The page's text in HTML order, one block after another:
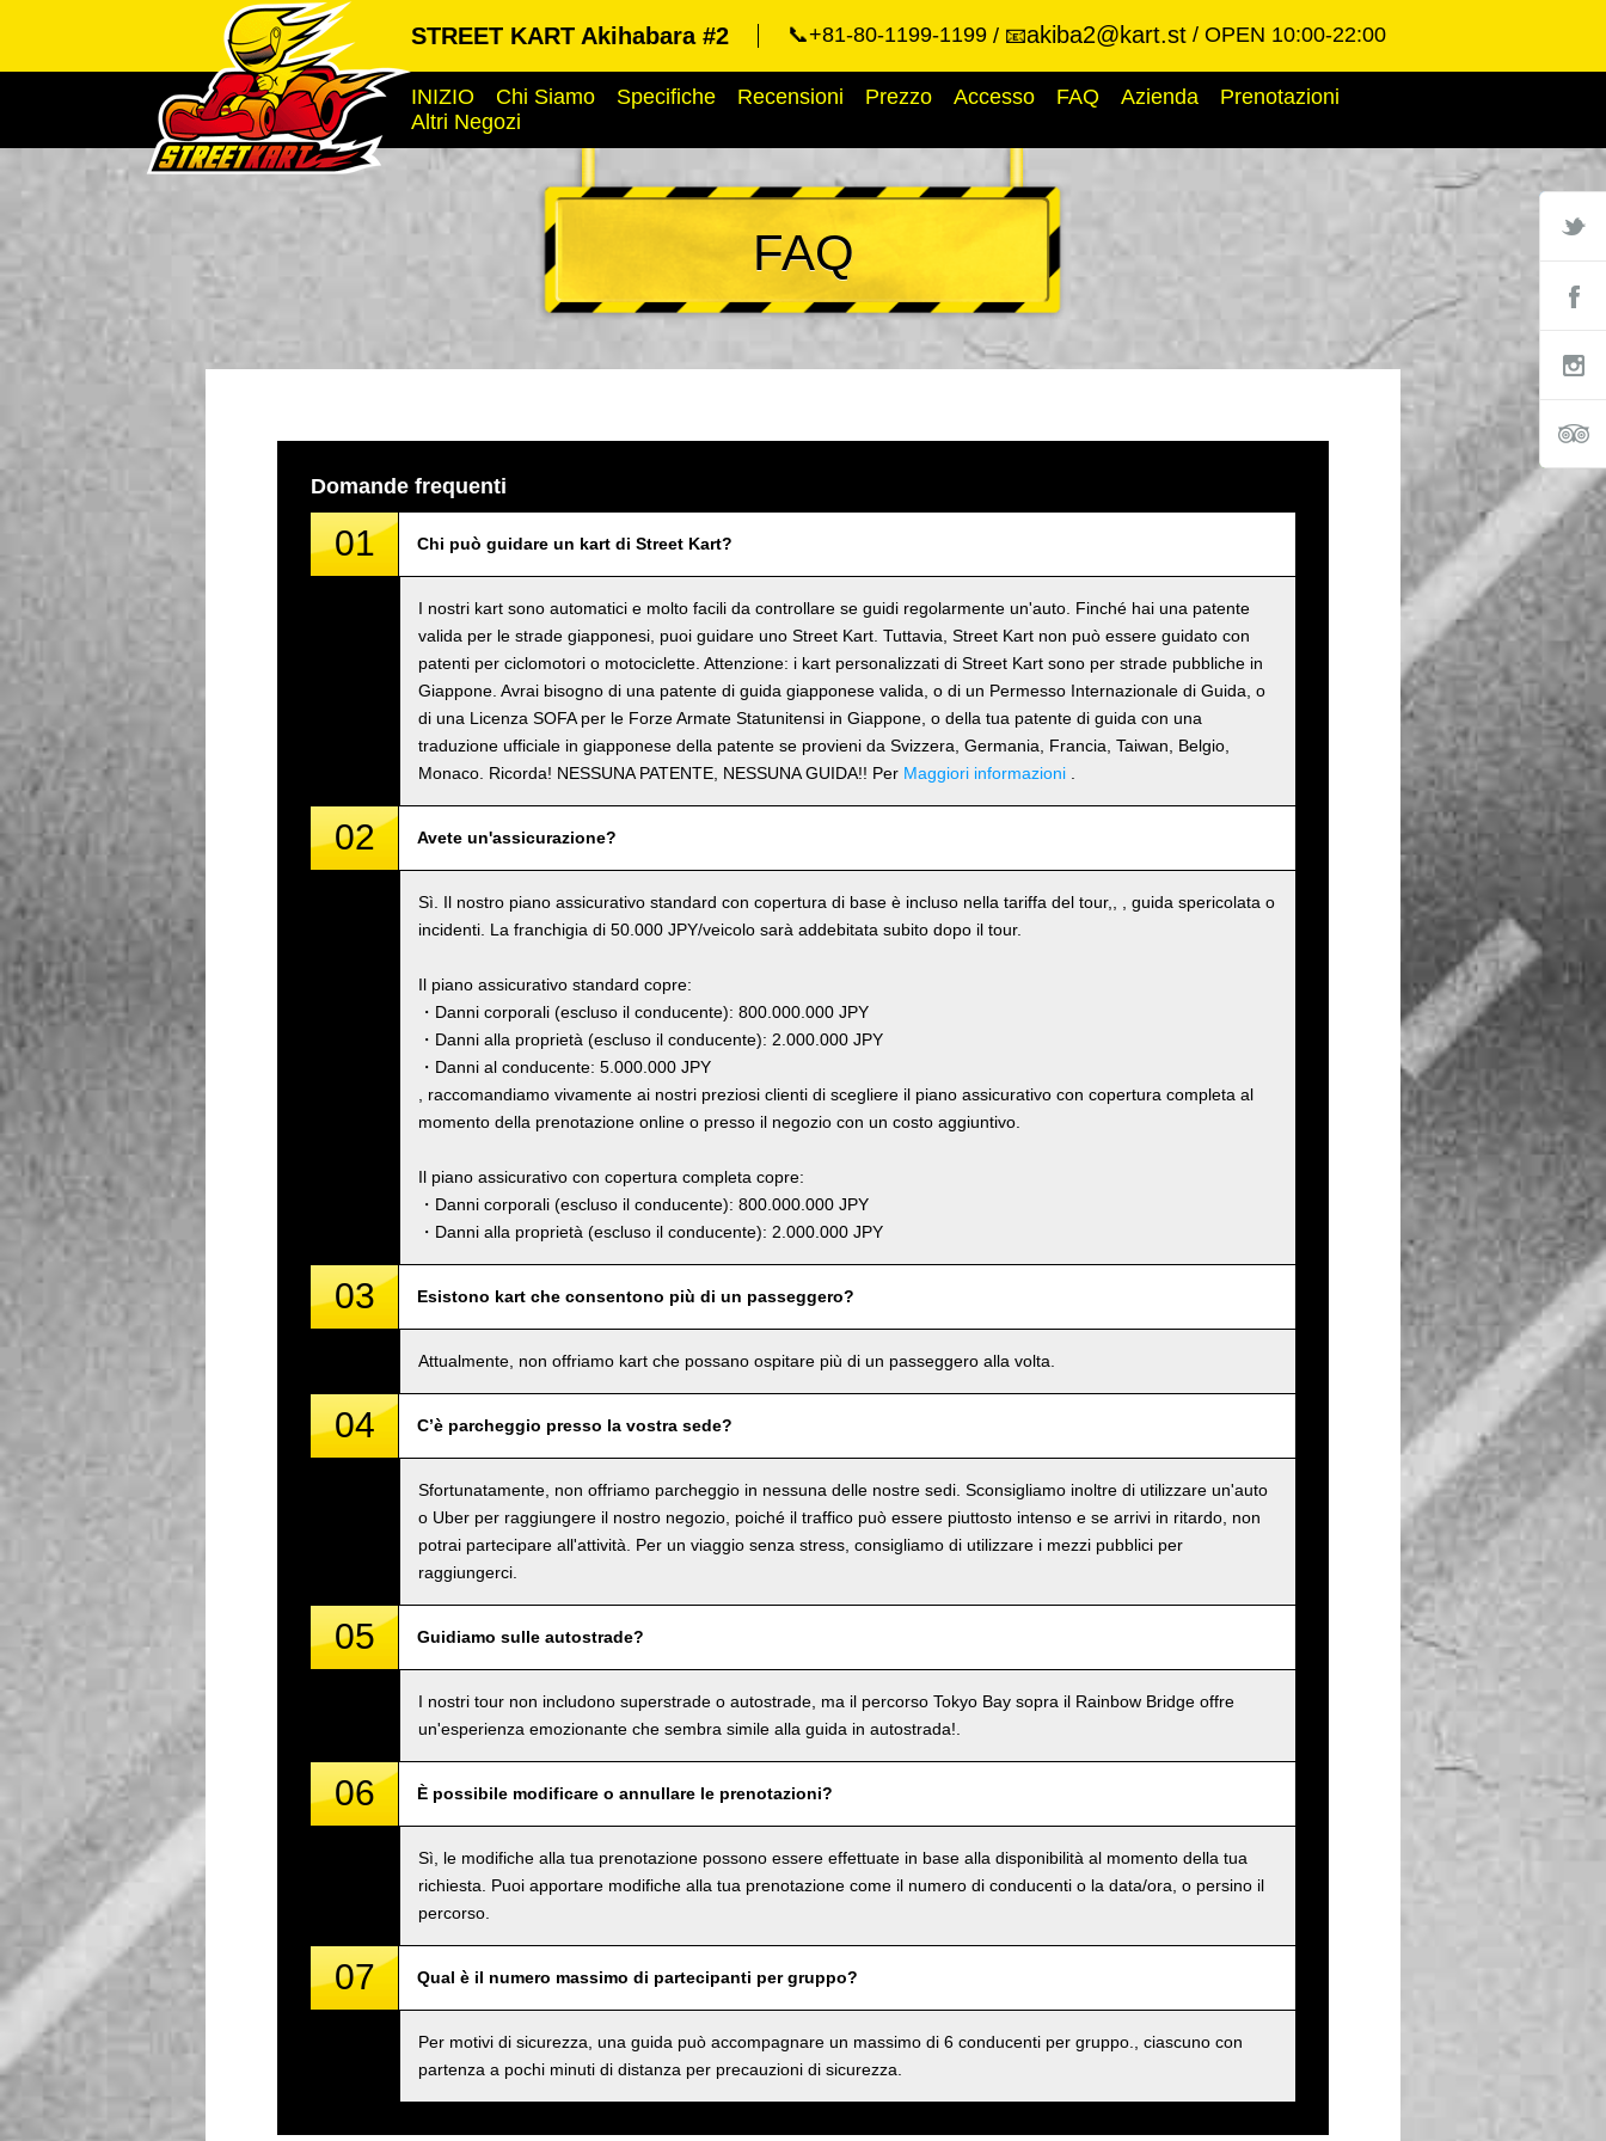
STREET KART Akihabara #2 📞+81-80-1199-1199 📧akiba2@kart.st OPEN 10:00-22:00
INIZIO Chi Siamo Specifiche Recensioni Prezzo Accesso FAQ Azienda
Prenotazioni
Altri Negozi
FAQ
Domande frequenti
01 Chi può guidare un kart di Street Kart?
I nostri kart sono automatici e molto facili da controllare se guidi regolarmente un'auto. Finché hai una patente
valida per le strade giapponesi, puoi guidare uno Street Kart. Tuttavia, Street Kart non può essere guidato con
patenti per ciclomotori o motociclette. Attenzione: i kart personalizzati di Street Kart sono per strade pubbliche in
Giappone. Avrai bisogno di una patente di guida giapponese valida, o di un Permesso Internazionale di Guida, o
di una Licenza SOFA per le Forze Armate Statunitensi in Giappone, o della tua patente di guida con una
traduzione ufficiale in giapponese della patente se provieni da Svizzera, Germania, Francia, Taiwan, Belgio,
Monaco. Ricorda! NESSUNA PATENTE, NESSUNA GUIDA!! Per Maggiori informazioni
02 Avete un'assicurazione?
Sì. Il nostro piano assicurativo standard con copertura di base è incluso nella tariffa del tour,, , guida spericolata o
incidenti. La franchigia di 50.000 JPY/veicolo sarà addebitata subito dopo il tour.
Il piano assicurativo standard copre:
・Danni corporali (escluso il conducente): 800.000.000 JPY
・Danni alla proprietà (escluso il conducente): 2.000.000 JPY
・Danni al conducente: 5.000.000 JPY
, raccomandiamo vivamente ai nostri preziosi clienti di scegliere il piano assicurativo con copertura completa al
momento della prenotazione online o presso il negozio con un costo aggiuntivo.
Il piano assicurativo con copertura completa copre:
・Danni corporali (escluso il conducente): 800.000.000 JPY
・Danni alla proprietà (escluso il conducente): 2.000.000 JPY
03 Esistono kart che consentono più di un passeggero?
Attualmente, non offriamo kart che possano ospitare più di un passeggero alla volta.
04 C’è parcheggio presso la vostra sede?
Sfortunatamente, non offriamo parcheggio in nessuna delle nostre sedi. Sconsigliamo inoltre di utilizzare un'auto
o Uber per raggiungere il nostro negozio, poiché il traffico può essere piuttosto intenso e se arrivi in ritardo, non
potrai partecipare all'attività. Per un viaggio senza stress, consigliamo di utilizzare i mezzi pubblici per
raggiungerci.
05 Guidiamo sulle autostrade?
I nostri tour non includono superstrade o autostrade, ma il percorso Tokyo Bay sopra il Rainbow Bridge offre
un'esperienza emozionante che sembra simile alla guida in autostrada!.
06 È possibile modificare o annullare le prenotazioni?
Sì, le modifiche alla tua prenotazione possono essere effettuate in base alla disponibilità al momento della tua
richiesta. Puoi apportare modifiche alla tua prenotazione come il numero di conducenti o la data/ora, o persino il
percorso.
07 Qual è il numero massimo di partecipanti per gruppo?
Per motivi di sicurezza, una guida può accompagnare un massimo di 6 conducenti per gruppo., ciascuno con
partenza a pochi minuti di distanza per precauzioni di sicurezza.